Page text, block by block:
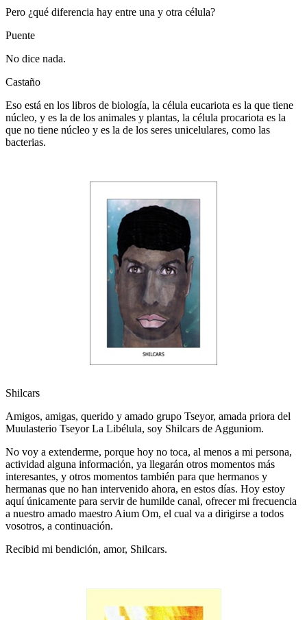
Pero ¿qué diferencia hay entre una y otra célula?
Puente
No dice nada.
Castaño
Eso está en los libros de biología, la célula eucariota es la que tiene
núcleo, y es la de los animales y plantas, la célula procariota es la
que no tiene núcleo y es la de los seres unicelulares, como las
bacterias.
Shilcars
Amigos, amigas, querido y amado grupo Tseyor, amada priora del
Muulasterio Tseyor La Libélula, soy Shilcars de Agguniom.
No voy a extenderme, porque hoy no toca, al menos a mi persona,
actividad alguna información, ya llegarán otros momentos más
interesantes, y otros momentos también para que hermanos y
hermanas que no han intervenido ahora, en estos días. Hoy estoy
aquí únicamente para servir de humilde canal, ofrecer mi frecuencia
a nuestro amado maestro Aium Om, el cual va a dirigirse a todos
vosotros, a continuación.
Recibid mi bendición, amor, Shilcars.